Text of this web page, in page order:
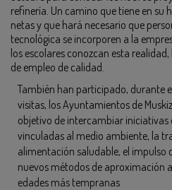
refinería. Un camino que tiene en su
netas y que hará necesario que
tecnológica se incorporen a la
los escolares conozcan esta
de empleo de calidad.
También han participado, durante
visitas, los Ayuntamientos de
objetivo de intercambiar
vinculadas al medio ambiente, la
alimentación saludable, el impulso
nuevos métodos de aproximación
edades más tempranas